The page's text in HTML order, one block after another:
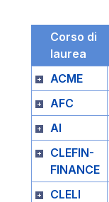
Corso di
laurea
ACME
AFC
AI
CLEFIN-
FINANCE
CLELI